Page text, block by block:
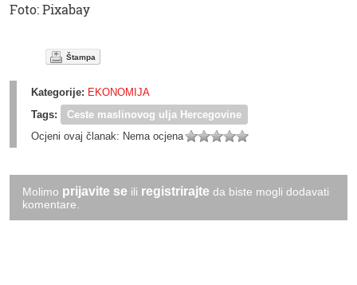
Foto: Pixabay
Štampa
Kategorije: EKONOMIJA
Tags:
Ceste maslinovog ulja Hercegovine
Ocjeni ovaj članak: Nema ocjena
Molimo prijavite se ili registrirajte da biste mogli dodavati
komentare.